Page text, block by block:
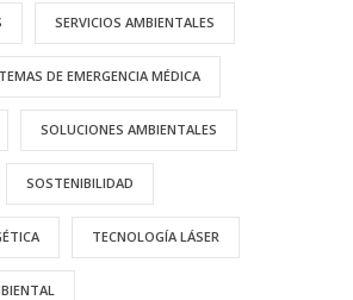
SERVICIOS AMBIENTALES
DE EMERGENCIA MÉDICA
SOLUCIONES AMBIENTALES
SOSTENIBILIDAD
TECNOLOGÍA LÁSER